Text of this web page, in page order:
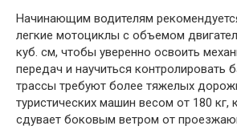
Начинающим водителям
легкие мотоциклы с объемом
куб. см, чтобы уверенно освоить
передач и научиться контролировать
трассы требуют более тяжелых
туристических машин весом от 180 кг,
сдувает боковым ветром от